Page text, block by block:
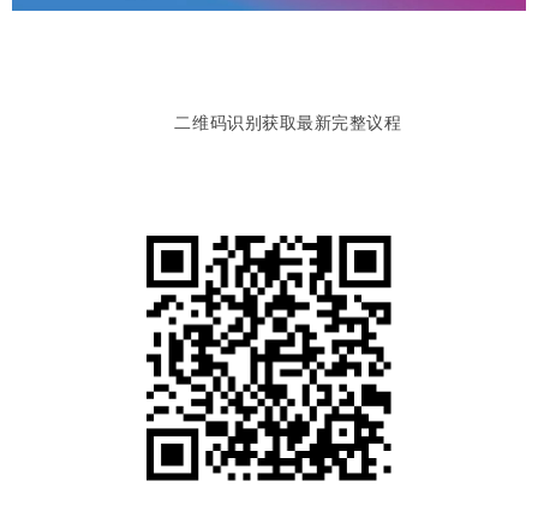
二维码识别获取最新完整议程